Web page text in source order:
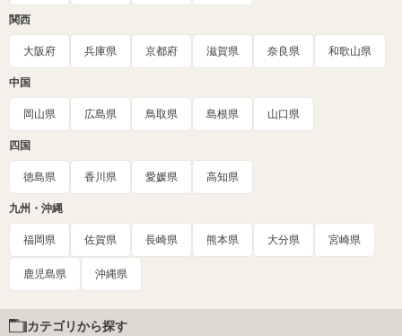
関西
大阪府 兵庫県 京都府 滋賀県 奈良県 和歌山県
中国
岡山県 広島県 鳥取県 島根県 山口県
四国
徳島県 香川県 愛媛県 高知県
九州・沖縄
福岡県 佐賀県 長崎県 熊本県 大分県 宮崎県
鹿児島県 沖縄県
カテゴリから探す